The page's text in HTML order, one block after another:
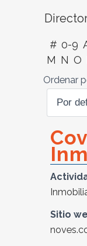
# 0-9
M N O
Ordenar
Sitio